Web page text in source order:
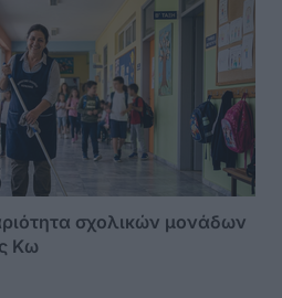
σχολικών μονάδων
Κω